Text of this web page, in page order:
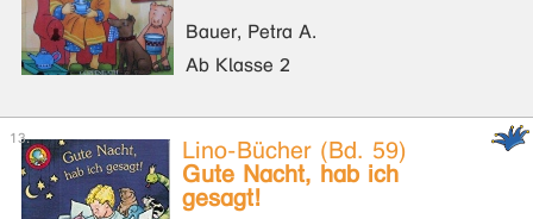
Bauer, Petra A.
Ab Klasse 2
Lino-Bücher (Bd. 59)
Gute Nacht, hab ich
gesagt!